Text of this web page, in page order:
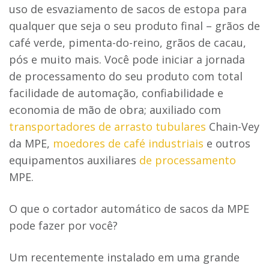
uso de esvaziamento de sacos de estopa para
qualquer que seja o seu produto final – grãos de
café verde, pimenta-do-reino, grãos de cacau,
pós e muito mais. Você pode iniciar a jornada
de processamento do seu produto com total
facilidade de automação, confiabilidade e
economia de mão de obra; auxiliado com
transportadores de arrasto tubulares Chain-Vey
da MPE, moedores de café industriais e outros
equipamentos auxiliares de processamento
MPE.
O que o cortador automático de sacos da MPE
pode fazer por você?
Um recentemente instalado em uma grande